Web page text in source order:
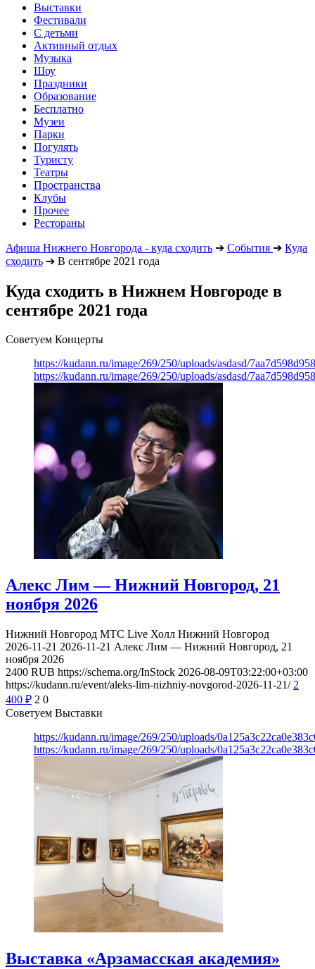
Выставки
Фестивали
С детьми
Активный отдых
Музыка
Шоу
Праздники
Образование
Бесплатно
Музеи
Парки
Погулять
Туристу
Театры
Пространства
Клубы
Прочее
Рестораны
Афиша Нижнего Новгорода - куда сходить ➔ События ➔ Куда
сходить ➔ В сентябре 2021 года
Куда сходить в Нижнем Новгороде в
сентябре 2021 года
Советуем Концерты
https://kudann.ru/image/269/250/uploads/asdasd/
https://kudann.ru/image/269/250/uploads/asdasd/
Алекс Лим — Нижний Новгород, 21
ноября 2026
Нижний Новгород МТС Live Холл Нижний Новгород
2026-11-21 2026-11-21 Алекс Лим — Нижний Новгород, 21
ноября 2026
2400 RUB https://schema.org/InStock 2026-08-09T03:22:00+03:00
https://kudann.ru/event/aleks-lim-nizhniy-novgorod-2026-11-21/ 2
400 ₽ 2 0
Советуем Выставки
https://kudann.ru/image/269/250/uploads/
https://kudann.ru/image/269/250/uploads/
Выставка «Арзамасская академия»